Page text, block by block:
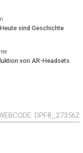
sind Geschichte
von AR-Headsets
DPF8_273562